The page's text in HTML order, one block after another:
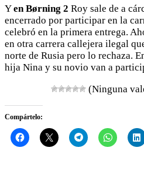
Yen Børning 2 Roy sale de a
encerrado por participar en la
celebró en la primera entrega.
en otra carrera callejera ilegal
norte de Rusia pero lo rechaza.
hija Nina y su novio van a
(Ninguna
Compártelo: